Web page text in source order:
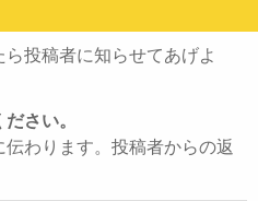
投稿者に知らせてあげよ
さい。
わります。投稿者からの返